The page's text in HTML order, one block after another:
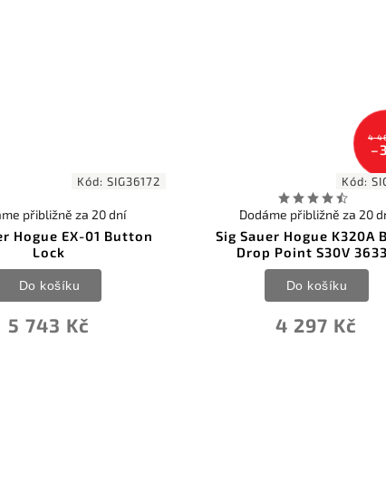
Kód:SIG36172
Hogue EX-01 Button
Lock
přibližně za 20 dní
5 743 Kč
Do košíku
4
Kód:
Sig Sauer Hogue K320A
Drop Point S30V
Dodáme přibližně za 20
4 297 Kč
Do košíku